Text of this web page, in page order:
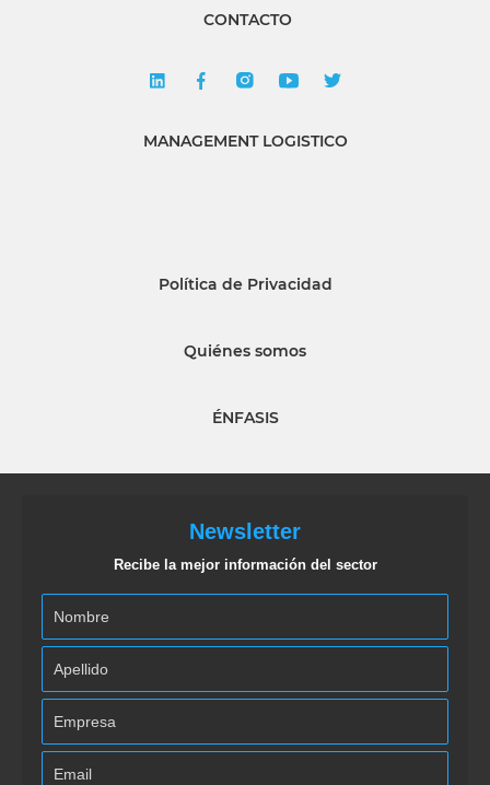
CONTACTO
MANAGEMENT LOGISTICO
Política de Privacidad
Quiénes somos
ÉNFASIS
Newsletter
Recibe la mejor información del sector